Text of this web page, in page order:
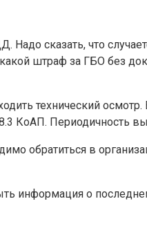
сказать, что
штраф за ГБО без
технический
КоАП. Периодичность
обратиться в
информация о